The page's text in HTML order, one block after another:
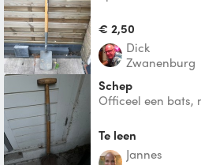
€ 2,50
Dick
Zwanenburg
Schep
Officeel een bats,
Te leen
Jannes